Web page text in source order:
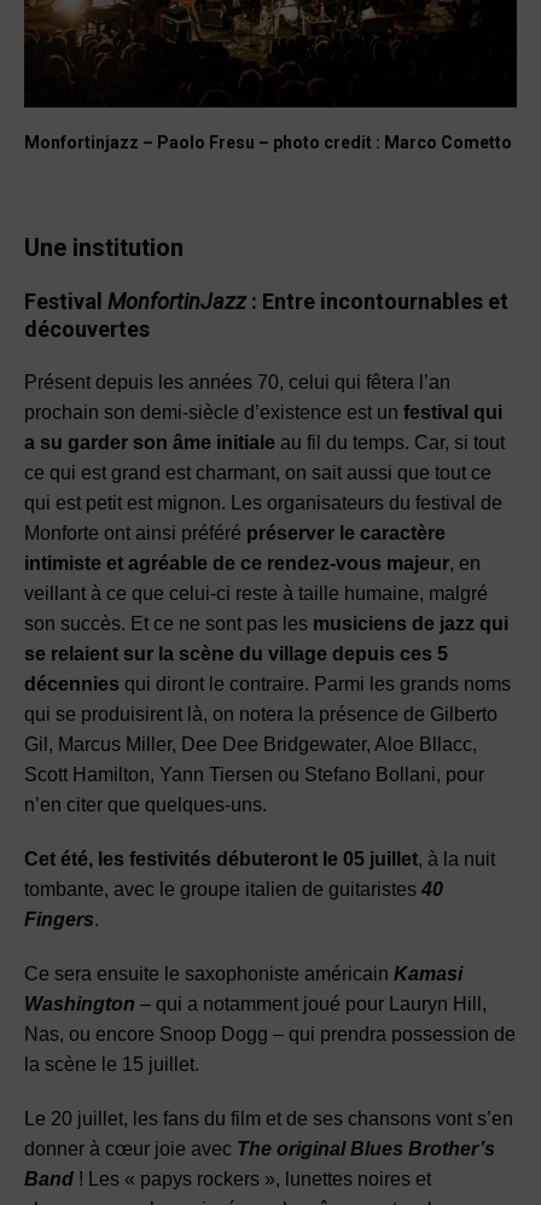
Monfortinjazz – Paolo Fresu – photo credit : Marco Cometto
Une institution
Festival MonfortinJazz : Entre incontournables et
découvertes
Présent depuis les années 70, celui qui fêtera l’an
prochain son demi-siècle d’existence est un festival qui
a su garder son âme initiale au fil du temps. Car, si tout
ce qui est grand est charmant, on sait aussi que tout ce
qui est petit est mignon. Les organisateurs du festival de
Monforte ont ainsi préféré préserver le caractère
intimiste et agréable de ce rendez-vous majeur, en
veillant à ce que celui-ci reste à taille humaine, malgré
son succès. Et ce ne sont pas les musiciens de jazz qui
se relaient sur la scène du village depuis ces 5
décennies qui diront le contraire. Parmi les grands noms
qui se produisirent là, on notera la présence de Gilberto
Gil, Marcus Miller, Dee Dee Bridgewater, Aloe Bllacc,
Scott Hamilton, Yann Tiersen ou Stefano Bollani, pour
n’en citer que quelques-uns.
Cet été, les festivités débuteront le 05 juillet, à la nuit
tombante, avec le groupe italien de guitaristes 40
Fingers.
Ce sera ensuite le saxophoniste américain Kamasi
Washington – qui a notamment joué pour Lauryn Hill,
Nas, ou encore Snoop Dogg – qui prendra possession de
la scène le 15 juillet.
Le 20 juillet, les fans du film et de ses chansons vont s’en
donner à cœur joie avec The original Blues Brother’s
Band ! Les « papys rockers », lunettes noires et